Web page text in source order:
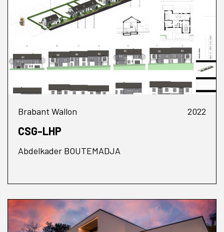
Brabant Wallon 2022
CSG-LHP
Abdelkader BOUTEMADJA